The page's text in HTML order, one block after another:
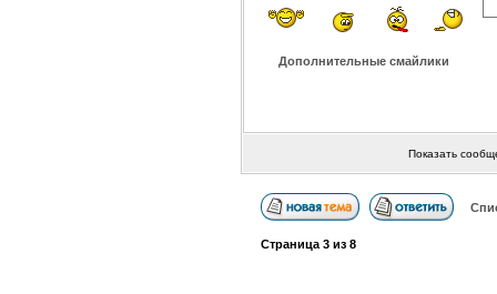
Дополнительные смайлики
Показать
Страница 3из 8